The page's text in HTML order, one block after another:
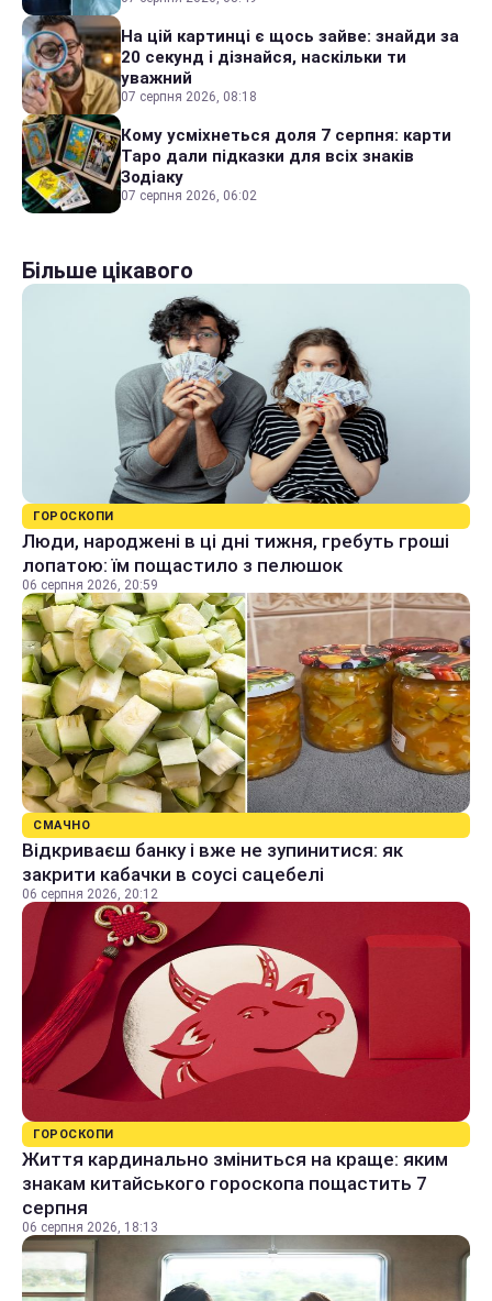
На цій картинці є щось зайве: знайди за
20 секунд і дізнайся, наскільки ти
уважний
07 серпня 2026, 08:18
Кому усміхнеться доля 7 серпня: карти
Таро дали підказки для всіх знаків
Зодіаку
07 серпня 2026, 06:02
Більше цікавого
ГОРОСКОПИ
Люди, народжені в ці дні тижня, гребуть гроші
лопатою: їм пощастило з пелюшок
06 серпня 2026, 20:59
СМАЧНО
Відкриваєш банку і вже не зупинитися: як
закрити кабачки в соусі сацебелі
06 серпня 2026, 20:12
ГОРОСКОПИ
Життя кардинально зміниться на краще: яким
знакам китайського гороскопа пощастить 7
серпня
06 серпня 2026, 18:13